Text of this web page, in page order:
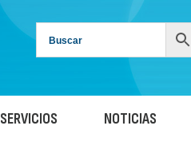
SERVICIOS NOTICIAS